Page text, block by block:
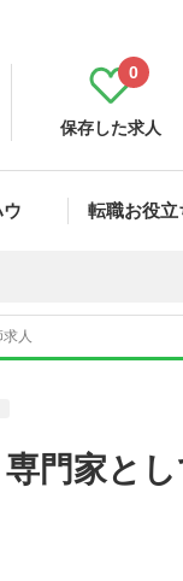
保存した求人
0
転職お役立
人
門家と